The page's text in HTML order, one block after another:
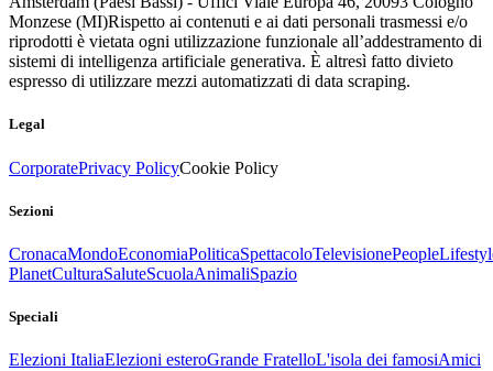
Monzese (MI)Rispetto ai contenuti e ai dati personali trasmessi e/o
riprodotti è vietata ogni utilizzazione funzionale all’addestramento di
sistemi di intelligenza artificiale generativa. È altresì fatto divieto
espresso di utilizzare mezzi automatizzati di data scraping.
Legal
CorporatePrivacy PolicyCookie Policy
Sezioni
CronacaMondoEconomiaPoliticaSpettacoloTelevisionePeople
PlanetCulturaSaluteScuolaAnimaliSpazio
Speciali
Elezioni ItaliaElezioni esteroGrande FratelloL'isola dei famosiAmici